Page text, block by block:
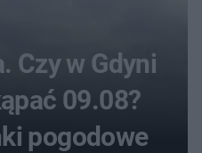
Czy w Gdyni
09.08?
pogodowe